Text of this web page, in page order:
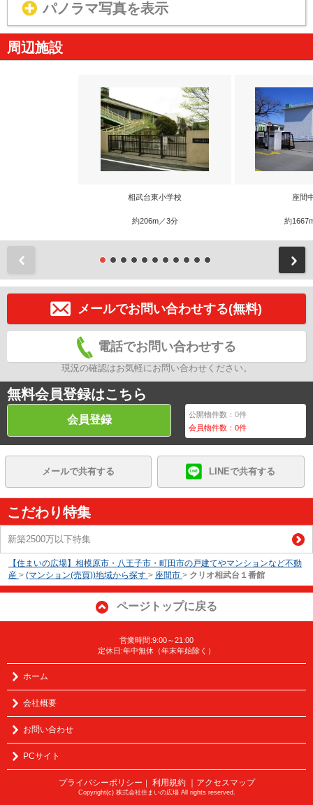
パノラマ写真を表示
周辺施設
相武台東小学校
約206m／3分
座間
約
メールでお問い合わせする(無料)
電話でお問い合わせする
現況の確認はお気軽にお問い合わせください。
無料会員登録はこちら
会員登録 公開物件数：0件
会員物件数：0件
メールで共有する LINEで共有する
こだわり特集
新築2500万以下特集
【住まいの広場】相模原市・八王子市・町田市の戸建てやマンションなど不動
産 > (マンション(売買))地域から探す > 座間市 > クリオ相武台１番館
ページトップに戻る
営業時間:9:00～21:00
定休日:年中無休（年末年始除く）
ホーム
会社概要
お問い合わせ
PCサイト
プライバシーポリシー 利用規約 ｜アクセスマップ
Copyright(c) 株式会社住まいの広場 All rights reserved.